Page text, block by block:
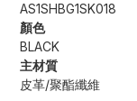
AS1SHBG1SK018
顏色
BLACK
主材質
皮革/聚酯纖維